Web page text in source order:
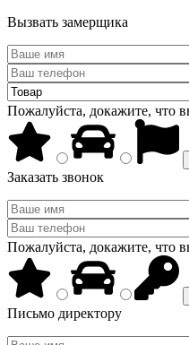
Вызвать замерщика
Пожалуйста, докажите, что
Заказать звонок
Пожалуйста, докажите, что
Письмо директору